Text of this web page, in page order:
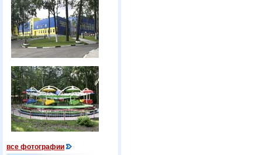
все фотографии